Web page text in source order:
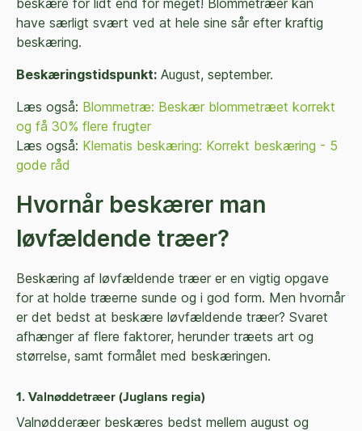
have særligt svært ved at hele sine sår efter kraftig
beskæring.
Beskæringstidspunkt: August, september.
Læs også: Blommetræ: Beskær blommetræet korrekt
og få 30% flere frugter
Læs også: Klematis beskæring: Korrekt beskæring - 5
gode råd
Hvornår beskærer man
løvfældende træer?
Beskæring af løvfældende træer er en vigtig opgave
for at holde træerne sunde og i god form. Men hvornår
er det bedst at beskære løvfældende træer? Svaret
afhænger af flere faktorer, herunder træets art og
størrelse, samt formålet med beskæringen.
1. Valnøddetræer (Juglans regia)
Valnødderæer beskæres bedst mellem august og